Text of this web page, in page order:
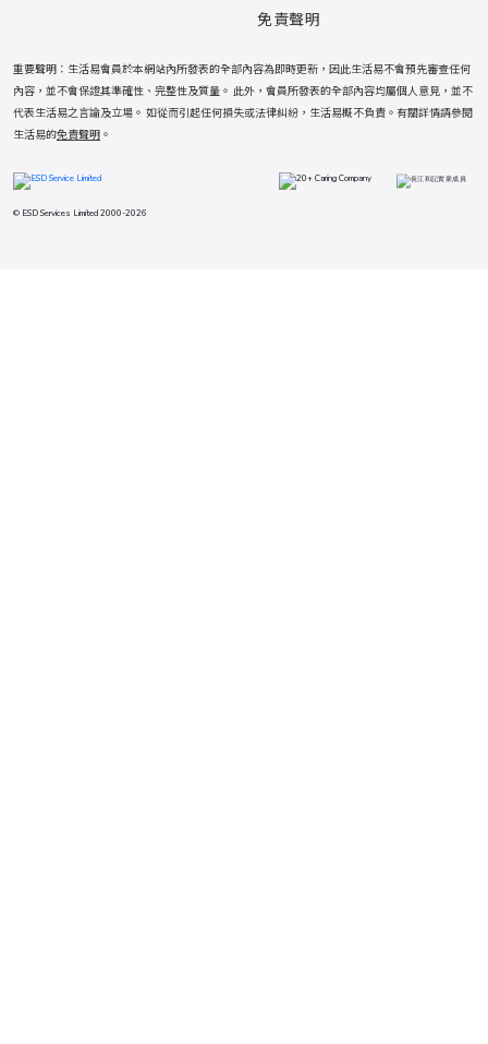
免責聲明
重要聲明：生活易會員於本網站內所發表的全部內容為即時更新，因此生活易不會預先審查任何
內容，並不會保證其準確性、完整性及質量。 此外，會員所發表的全部內容均屬個人意見，並不
代表生活易之言論及立場。 如從而引起任何損失或法律糾紛，生活易概不負責。有關詳情請參閱
生活易的免責聲明 。
© ESD Services Limited 2000-2026